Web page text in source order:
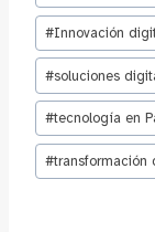
entrada:
#Innovación
#soluciones
#tecnología en
#transformación